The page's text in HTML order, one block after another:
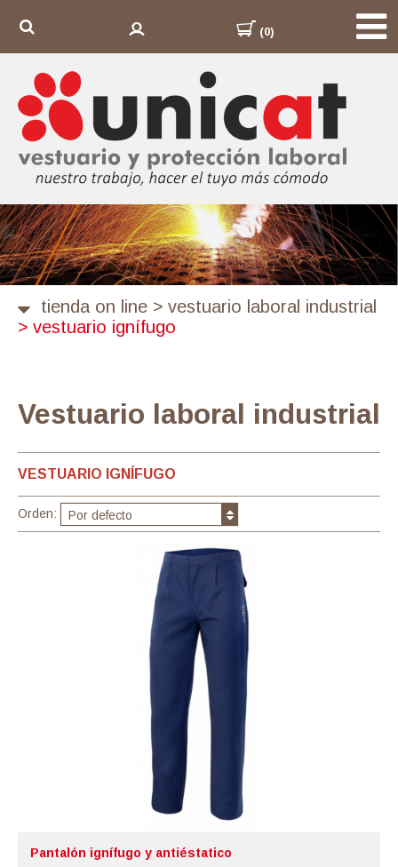
(0)
tienda on line > vestuario laboral industrial
> vestuario ignífugo
Vestuario laboral industrial
VESTUARIO IGNÍFUGO
Orden: Por defecto
Pantalón ignífugo y antiéstatico